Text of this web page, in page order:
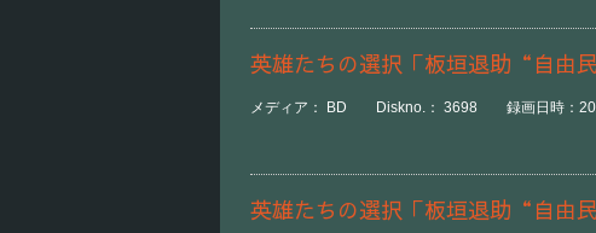
英雄たちの選択「板垣退助“自由
メディア： BD Diskno.： 3698 録画日時：
英雄たちの選択「板垣退助“自由